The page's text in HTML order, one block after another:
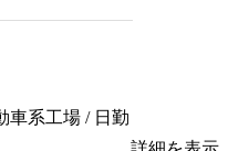
車系工場 / 日勤